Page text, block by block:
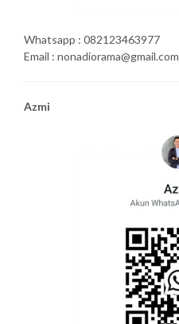
Whatsapp : 082123463977
Email : nonadiorama@gmail.com
Azmi